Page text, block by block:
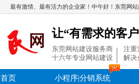
最有激情、最有活力的企业家！中午好！东莞网
让“有需求的客
东莞网站建设服务商
十六年专业网站建设
注重
解决
首页 小程序|分销系统